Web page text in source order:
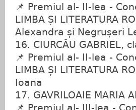
📌 Premiul al- II-lea -
LIMBA ȘI LITERATURA
Alexandra și Negrușeri
16. CIURCĂU GABRIEL,
📌 Premiul al- II-lea -
LIMBA ȘI LITERATURA
Ioana
17. GAVRILOAIE MARIA
📌 Premiul al- III-lea -